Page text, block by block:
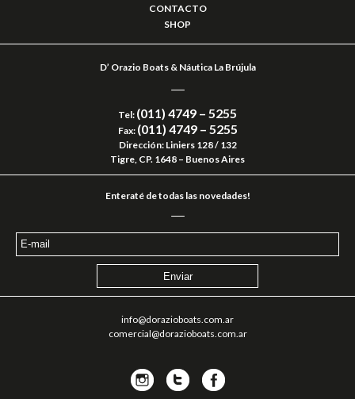
CONTACTO
SHOP
D’ Orazio Boats & Náutica La Brújula
Tel: (011) 4749 – 5255
Fax: (011) 4749 – 5255
Dirección: Liniers 128 / 132
Tigre, CP. 1648 – Buenos Aires
Enteraté de todas las novedades!
info@dorazioboats.com.ar
comercial@dorazioboats.com.ar